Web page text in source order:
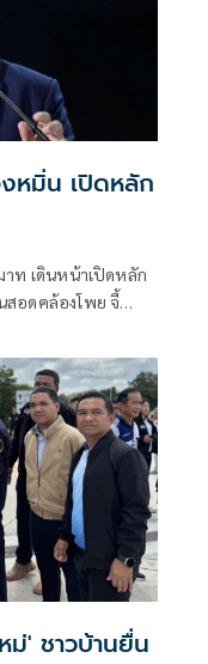
หมิ่น เปิดหลัก
ท เดินหน้าเปิดหลัก
สอดคล้องโพย จี้
ม่' ชาวบ้านยื่น